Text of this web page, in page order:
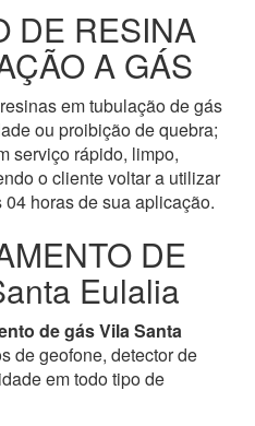
DE RESINA
A GÁS
em tubulação de gás
ou proibição de quebra;
serviço rápido, limpo,
o cliente voltar a utilizar
horas de sua aplicação.
DE
Eulalia
de gás Vila Santa
de geofone, detector de
em todo tipo de